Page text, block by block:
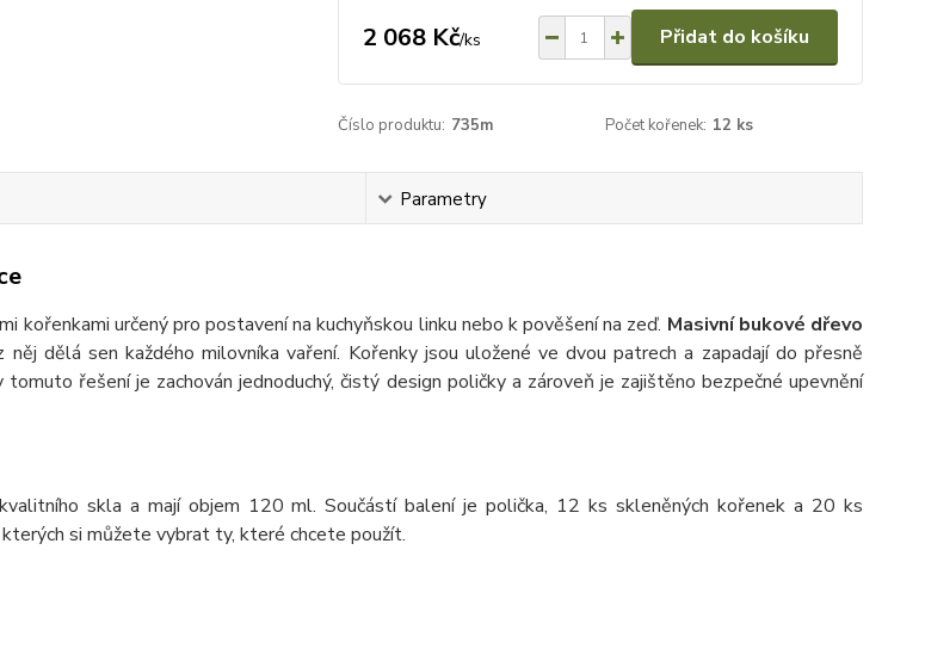
2 068 Kč/ks Přidat do košíku
Číslo produktu: 735m Počet kořenek: 12 ks
Parametry
kořenkami určený pro postavení na kuchyňskou linku nebo k pověšení na zeď. Masivní bukové dřevo
dělá sen každého milovníka vaření. Kořenky jsou uložené ve dvou patrech a zapadají do přesně
řešení je zachován jednoduchý, čistý design poličky a zároveň je zajištěno bezpečné upevnění
skla a mají objem 120 ml. Součástí balení je polička, 12 ks skleněných kořenek a 20 ks
si můžete vybrat ty, které chcete použít.